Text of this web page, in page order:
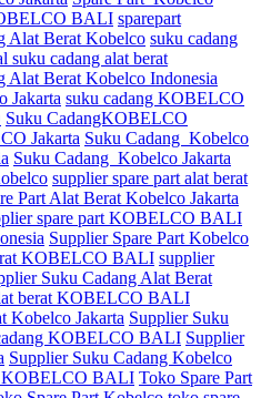
BALI sparepart
Alat Berat Kobelco suku cadang
cadang alat berat
Alat Berat Kobelco Indonesia
Jakarta suku cadang KOBELCO
Suku CadangKOBELCO
Jakarta Suku Cadang Kobelco
Suku Cadang Kobelco Jakarta
supplier spare part alat berat
Part Alat Berat Kobelco Jakarta
spare part KOBELCO BALI
Supplier Spare Part Kobelco
KOBELCO BALI supplier
Suku Cadang Alat Berat
berat KOBELCO BALI
Kobelco Jakarta Supplier Suku
KOBELCO BALI Supplier
Supplier Suku Cadang Kobelco
KOBELCO BALI Toko Spare Part